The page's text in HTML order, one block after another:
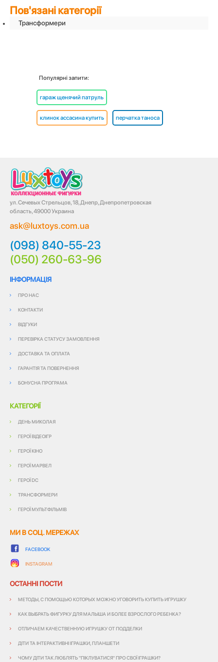
Пов'язані категорії
Трансформери
Популярні запити:
гараж щенячий патруль
клинок ассасина купить перчатка таноса
ул. Сечевых Стрельцов, 18, Днепр, Днепропетровская
область, 49000 Украина
ask@luxtoys.com.ua
(098) 840-55-23
(050) 260-63-96
ІНФОРМАЦІЯ
ПРО НАС
КОНТАКТИ
ВІДГУКИ
ПЕРЕВІРКА СТАТУСУ ЗАМОВЛЕННЯ
ДОСТАВКА ТА ОПЛАТА
ГАРАНТІЯ ТА ПОВЕРНЕННЯ
БОНУСНА ПРОГРАМА
КАТЕГОРІЇ
ДЕНЬ МИКОЛАЯ
ГЕРОЇ ВІДЕОІГР
ГЕРОЇ КІНО
ГЕРОЇ МАРВЕЛ
ГЕРОЇ DC
ТРАНСФОРМЕРИ
ГЕРОЇ МУЛЬТФІЛЬМІВ
МИ В СОЦ. МЕРЕЖАХ
FACEBOOK
INSTAGRAM
ОСТАННІ ПОСТИ
МЕТОДЫ, С ПОМОЩЬЮ КОТОРЫХ МОЖНО УГОВОРИТЬ КУПИТЬ ИГРУШКУ
КАК ВЫБРАТЬ ФИГУРКУ ДЛЯ МАЛЫША И БОЛЕЕ ВЗРОСЛОГО РЕБЕНКА?
ОТЛИЧАЕМ КАЧЕСТВЕННУЮ ИГРУШКУ ОТ ПОДДЕЛКИ
ДІТИ ТА ІНТЕРАКТИВНІ ІГРАШКИ, ПЛАНШЕТИ
ЧОМУ ДІТИ ТАК ЛЮБЛЯТЬ "ПІКЛУВАТИСЯ" ПРО СВОЇ ІГРАШКИ?